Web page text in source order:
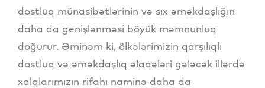
dostluq münasibətlərinin və sıx əməkdaşlığın
daha da genişlənməsi böyük məmnunluq
doğurur. Əminəm ki, ölkələrimizin qarşılıqlı
dostluq və əməkdaşlıq əlaqələri gələcək illərdə
xalqlarımızın rifahı naminə daha da